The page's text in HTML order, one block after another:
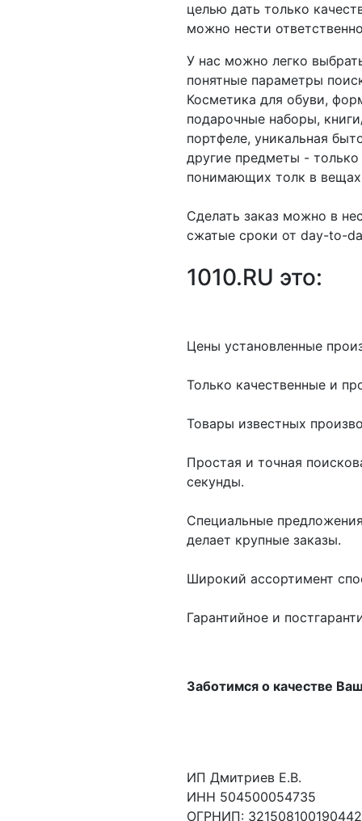
целью дать только
можно нести
У нас можно легко
понятные параметры
Косметика для обуви,
подарочные наборы,
портфеле, уникальная
другие предметы -
понимающих толк в
Сделать заказ можно в
сжатые сроки от day-to-
1010.RU это:
Цены установленные
Только качественные и
Товары известных
Простая и точная
секунды.
Специальные
делает крупные заказы.
Широкий ассортимент
Гарантийное и
Заботимся о качестве
ИП Дмитриев Е.В.
ИНН 504500054735
ОГРНИП: 321508100190442